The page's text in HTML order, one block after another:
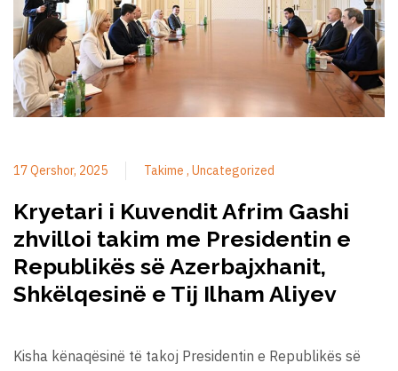
17 Qershor, 2025 Takime Uncategorized
Kryetari i Kuvendit Afrim Gashi
zhvilloi takim me Presidentin e
Republikës së Azerbajxhanit,
Shkëlqesinë e Tij Ilham Aliyev
Kisha kënaqësinë të takoj Presidentin e Republikës së